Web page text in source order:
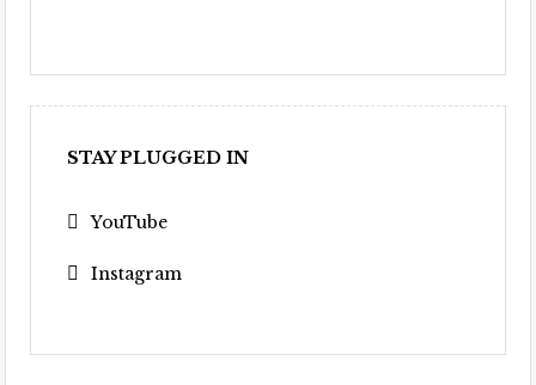
STAY PLUGGED IN
YouTube
Instagram